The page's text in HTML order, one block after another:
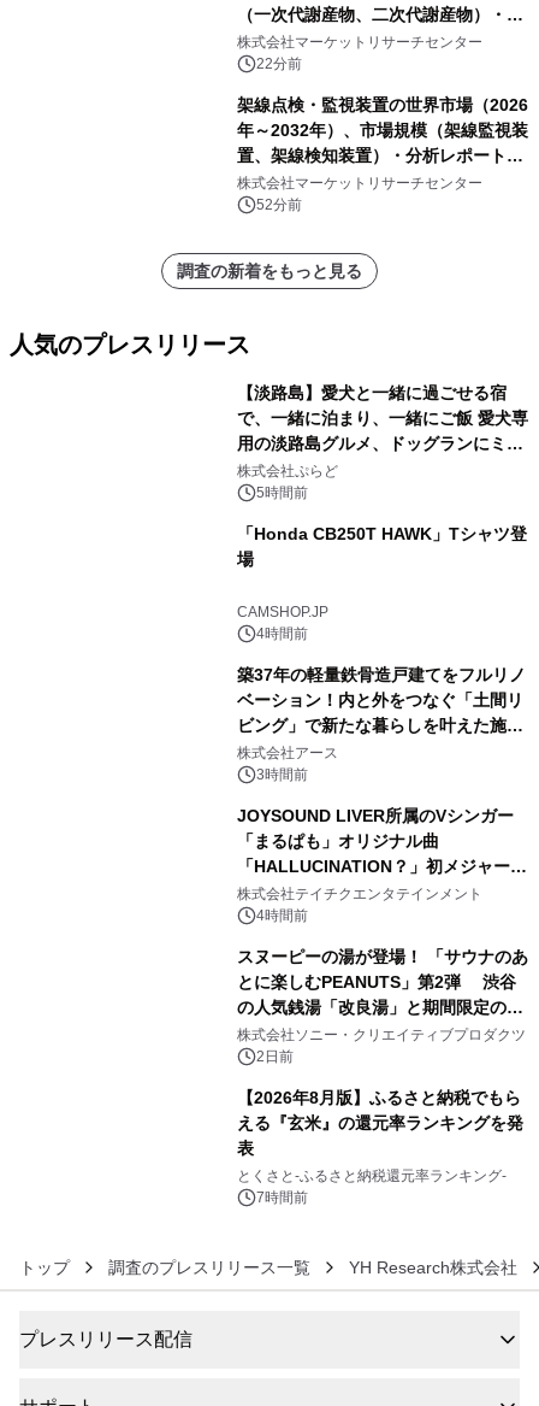
（一次代謝産物、二次代謝産物）・分
析レポートを発表
株式会社マーケットリサーチセンター
22分前
架線点検・監視装置の世界市場（2026
年～2032年）、市場規模（架線監視装
置、架線検知装置）・分析レポートを
発表
株式会社マーケットリサーチセンター
52分前
調査の新着をもっと見る
人気のプレスリリース
【淡路島】愛犬と一緒に過ごせる宿
で、一緒に泊まり、一緒にご飯 愛犬専
用の淡路島グルメ、ドッグランにミニ
プール グランピングとトレーラーハウ
スの2施設で
株式会社ぷらど
5時間前
「Honda CB250T HAWK」Tシャツ登
場
CAMSHOP.JP
4時間前
築37年の軽量鉄骨造戸建てをフルリノ
ベーション！内と外をつなぐ「土間リ
ビング」で新たな暮らしを叶えた施工
事例を株式会社アースが公開
株式会社アース
3時間前
JOYSOUND LIVER所属のVシンガー
「まるぱも」オリジナル曲
「HALLUCINATION？」初メジャー配
信リリース決定！
株式会社テイチクエンタテインメント
4時間前
スヌーピーの湯が登場！ 「サウナのあ
とに楽しむPEANUTS」第2弾 渋谷
の人気銭湯「改良湯」と期間限定のコ
ラボレーション サウナイキタイコラ
ボグッズも発売決定！
株式会社ソニー・クリエイティブプロダクツ
2日前
【2026年8月版】ふるさと納税でもら
える『玄米』の還元率ランキングを発
表
とくさと-ふるさと納税還元率ランキング-
7時間前
トップ 調査のプレスリリース一覧 YH Research株式会社
プレスリリース配信